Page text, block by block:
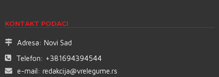
KONTAKT PODACI
Adresa: Novi Sad
Telefon: +381694394544
e-mail: redakcija@vrelegume.rs